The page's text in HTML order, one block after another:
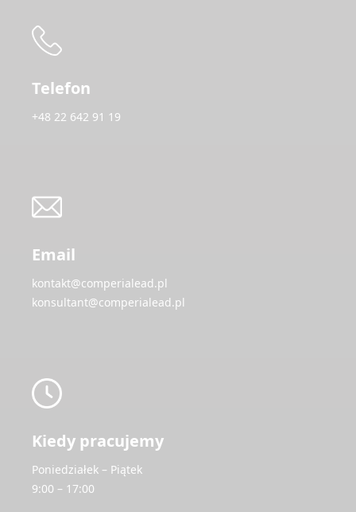
Telefon
+48 22 642 91 19
Email
kontakt@comperialead.pl
konsultant@comperialead.pl
Kiedy pracujemy
Poniedziałek – Piątek
9:00 – 17:00